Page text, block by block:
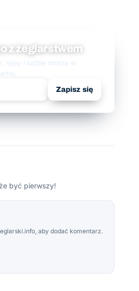
z żeglarstwem
rejsy i ludzie morza w
Zapisz się
być pierwszy!
aby dodać komentarz.